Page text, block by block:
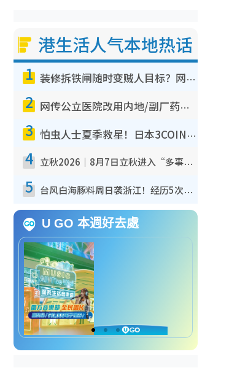
港生活人气本地热话
1 装修拆铁闸随时变贼人目标？网友揭2大关键用途：装新款等于白装？附新旧铁闸分别
2 网传公立医院改用内地/副厂药？医生拆解正副厂分别，揭4类人换药随时出事
3 怕虫人士夏季救星！日本3COINS爆红驱虫神器$45起 1招“全程免触碰”轻松搞定小强
4 立秋2026｜8月7日立秋进入“多事之秋” 3件事不可做！专家教6招开运 清杂物／钱包纳气接好运
5 台风白海豚料周日袭浙江！经历5次“眼壁置换”极罕见 成登陆内地最长途台风
U GO 本週好去處